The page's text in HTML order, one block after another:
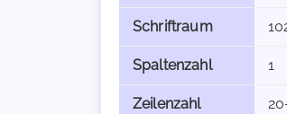
Schriftraum
Spaltenzahl 1
Zeilenzahl